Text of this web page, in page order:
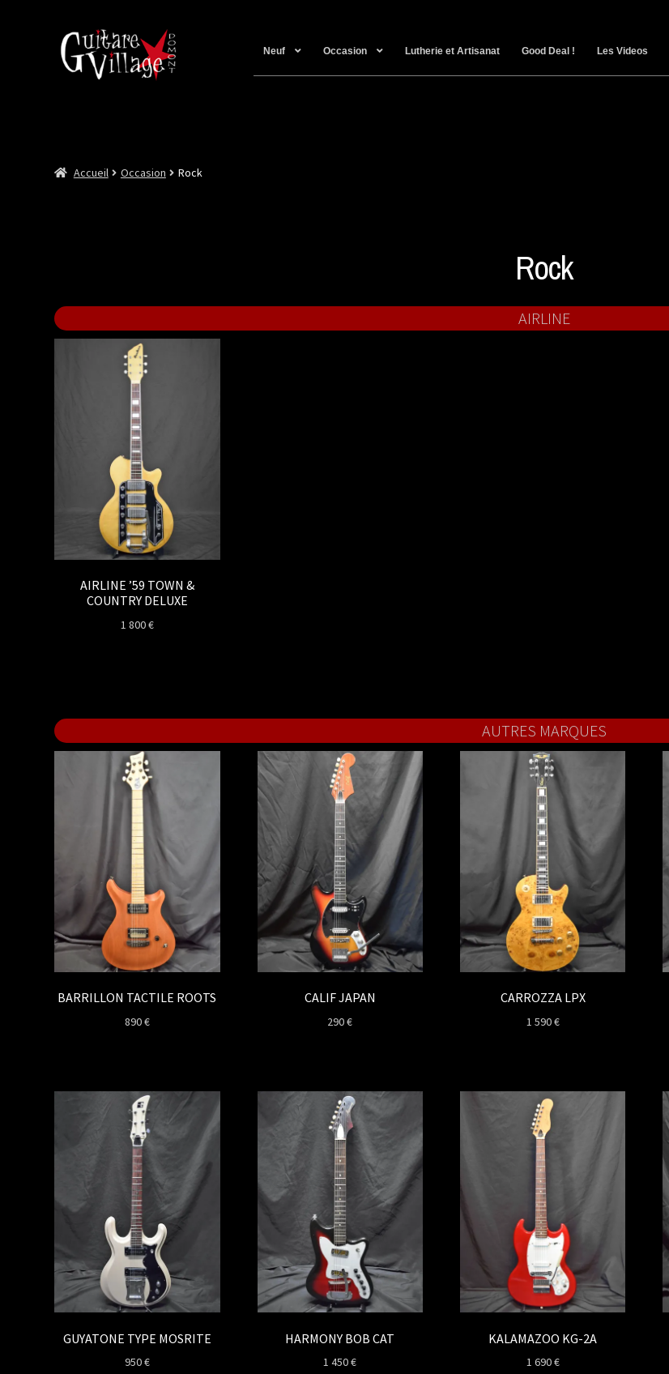
Neuf Occasion Lutherie et Artisanat Good Deal ! Les Videos
Accueil Occasion Rock
Rock
AIRLINE
AIRLINE ’59 TOWN &
COUNTRY DELUXE
1 800€
AUTRES MARQUES
BARRILLON TACTILE ROOTS
890€
CALIF JAPAN
290€
CARROZZA LPX
1 590€
GUYATONE TYPE MOSRITE
950€
HARMONY BOB CAT
1 450€
KALAMAZOO KG-2A
1 690€